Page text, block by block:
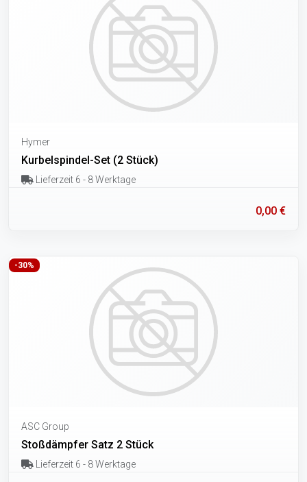
Hymer
Kurbelspindel-Set (2 Stück)
Lieferzeit 6 - 8 Werktage
0,00 €
-30%
ASC Group
Stoßdämpfer Satz 2 Stück
Lieferzeit 6 - 8 Werktage